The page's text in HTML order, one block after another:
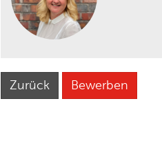
Zurück Bewerben